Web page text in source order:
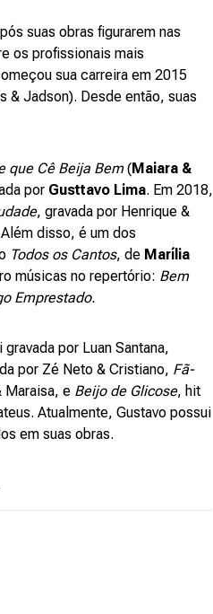
suas obras figurarem nas
os profissionais mais
sua carreira em 2015
& Jadson). Desde então, suas
que Cê Beija Bem(Maiara &
por Gusttavo Lima. Em 2018,
, gravada por Henrique &
disso, é um dos
Todos os Cantos, de Marília
músicas no repertório: Bem
Emprestado.
por Luan Santana,
por Zé Neto & Cristiano, Fã-
Maraisa, e Beijo de Glicose, hit
Atualmente, Gustavo possui
em suas obras.